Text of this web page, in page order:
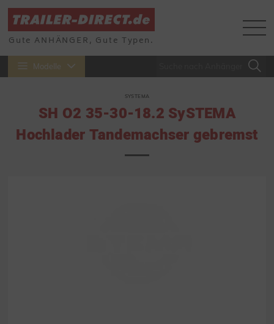
Gute ANHÄNGER, Gute Typen.
Modelle
SYSTEMA
SH O2 35-30-18.2 SySTEMA
Hochlader Tandemachser gebremst